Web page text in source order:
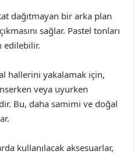
dağıtmayan bir arka plan
sağlar. Pastel tonları
edilebilir.
hallerini yakalamak için,
veya uyurken
Bu, daha samimi ve doğal
kullanılacak aksesuarlar,